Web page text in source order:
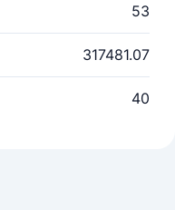
53
317481.07
40